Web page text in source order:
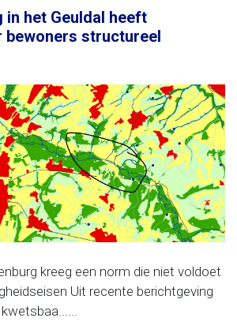
in het Geuldal heeft
bewoners structureel
kreeg een norm die niet voldoet
Uit recente berichtgeving